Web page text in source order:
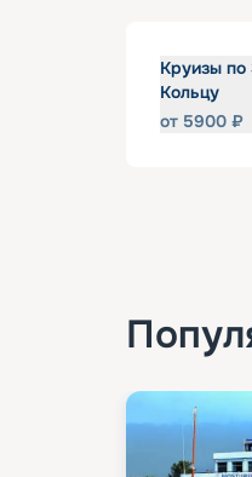
Круизы по
Кольцу
от 5900 ₽